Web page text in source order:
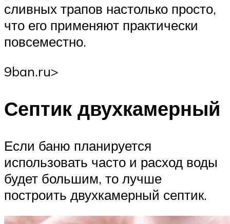
сливных трапов настолько просто,
что его применяют практически
повсеместно.
9ban.ru⁫>
Септик двухкамерный
Если баню планируется
использовать часто и расход воды
будет большим, то лучше
построить двухкамерный септик.